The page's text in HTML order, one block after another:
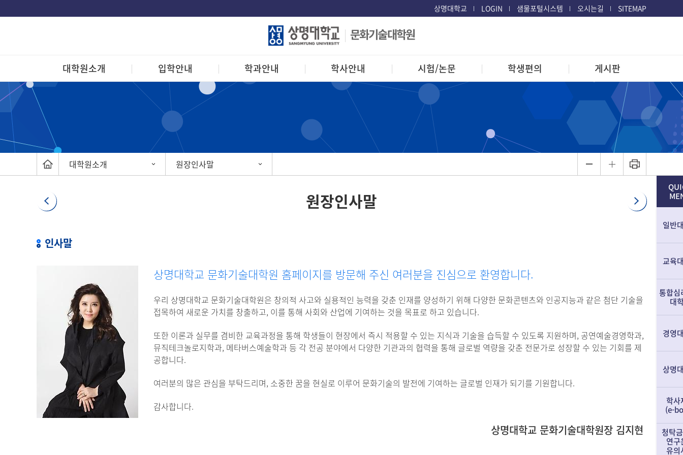
상명대학교 LOGIN 샘물포털시스템 오시는길 SITEMAP
문화기술대학원
대학원소개 입학안내 학과안내 학사안내 시험/논문 학생편의 게시판
일반
교육
통합심
대
경영
상명
학사
(e-
청탁
연구
유의
대학원소개 원장인사말
원장인사말
인사말
상명대학교 문화기술대학원 홈페이지를 방문해 주신 여러분을 진심으로 환영합니다.
우리 상명대학교 문화기술대학원은 창의적 사고와 실용적인 능력을 갖춘 인재를 양성하기 위해 다양한 문화콘텐츠와 인공지능과 같은 첨단 기술을
접목하여 새로운 가치를 창출하고, 이를 통해 사회와 산업에 기여하는 것을 목표로 하고 있습니다.
또한 이론과 실무를 겸비한 교육과정을 통해 학생들이 현장에서 즉시 적용할 수 있는 지식과 기술을 습득할 수 있도록 지원하며, 공연예술경영학과,
뮤직테크놀로지학과, 메타버스예술학과 등 각 전공 분야에서 다양한 기관과의 협력을 통해 글로벌 역량을 갖춘 전문가로 성장할 수 있는 기회를 제
공합니다.
여러분의 많은 관심을 부탁드리며, 소중한 꿈을 현실로 이루어 문화기술의 발전에 기여하는 글로벌 인재가 되기를 기원합니다.
감사합니다.
상명대학교 문화기술대학원장 김지현